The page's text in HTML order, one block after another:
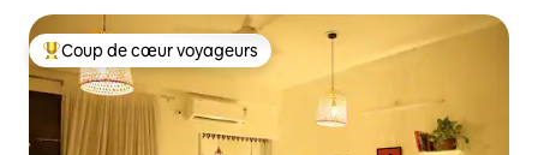
Coups de cœur voyageurs les plus appréciés
Coup de cœur voyageurs